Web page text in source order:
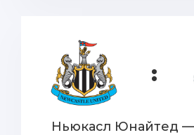
:
Ньюкасл Юнайтед